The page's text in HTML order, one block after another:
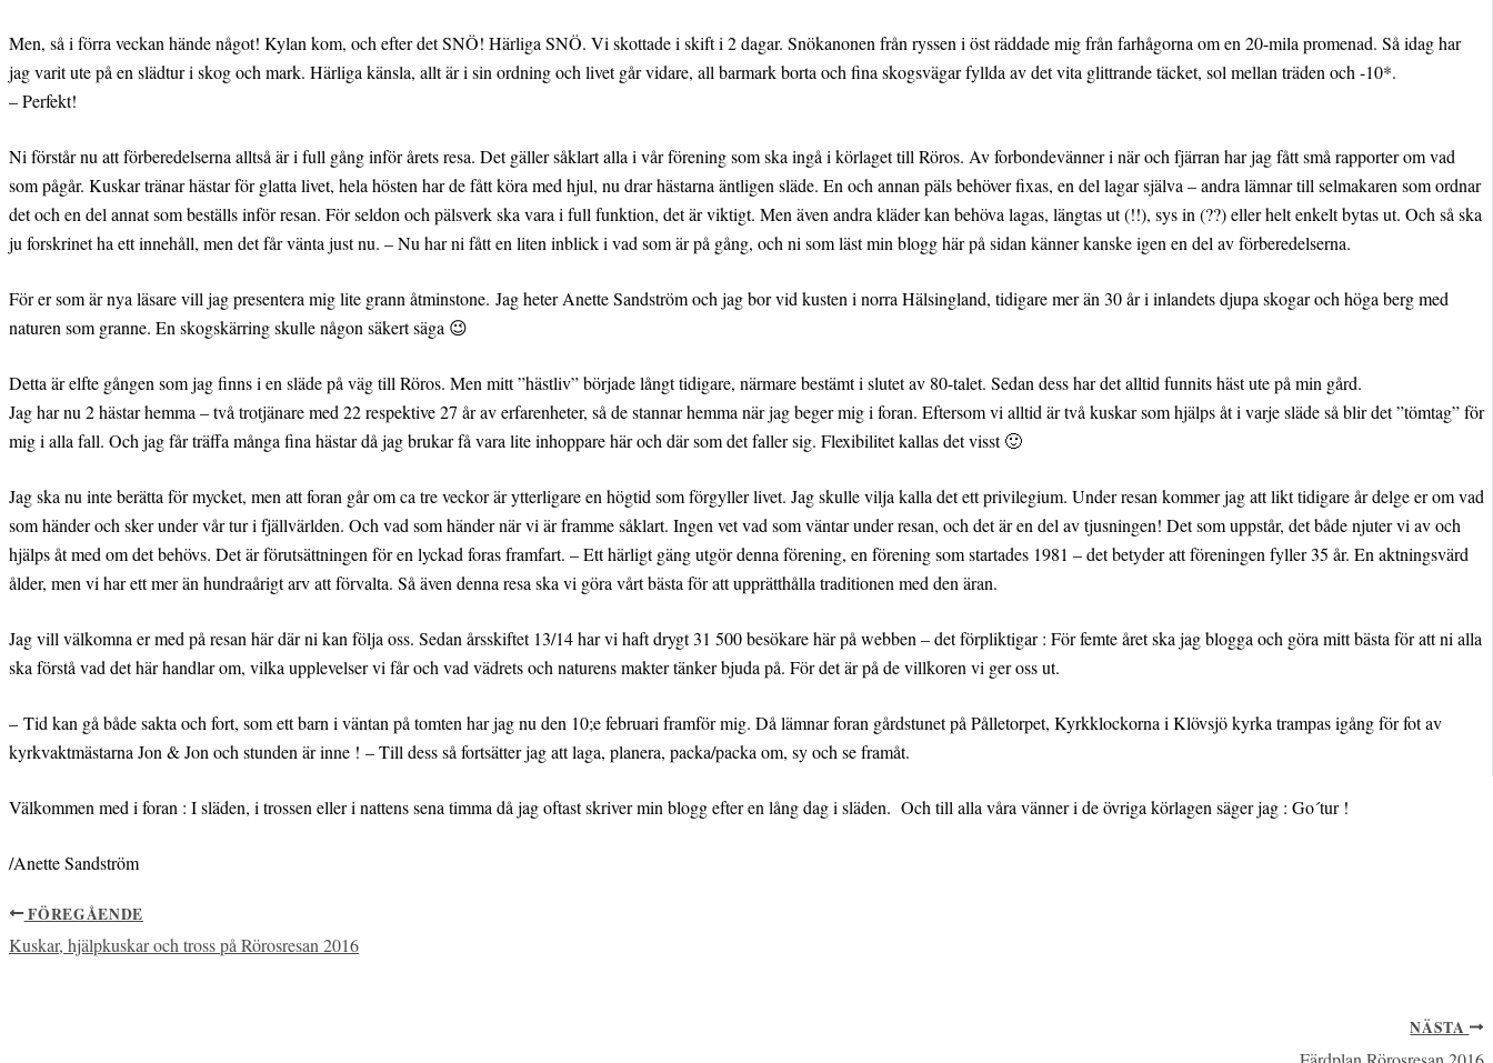
Men, så i förra veckan hände något! Kylan kom, och efter det SNÖ! Härliga SNÖ. Vi skottade i skift i 2 dagar. Snökanonen från ryssen i öst räddade mig från farhågorna om en 20-mila promenad. Så idag har
jag varit ute på en slädtur i skog och mark. Härliga känsla, allt är i sin ordning och livet går vidare, all barmark borta och fina skogsvägar fyllda av det vita glittrande täcket, sol mellan träden och -10*.
– Perfekt!
Ni förstår nu att förberedelserna alltså är i full gång inför årets resa. Det gäller såklart alla i vår förening som ska ingå i körlaget till Röros. Av forbondevänner i när och fjärran har jag fått små rapporter om vad
som pågår. Kuskar tränar hästar för glatta livet, hela hösten har de fått köra med hjul, nu drar hästarna äntligen släde. En och annan päls behöver fixas, en del lagar själva – andra lämnar till selmakaren som ordnar
det och en del annat som beställs inför resan. För seldon och pälsverk ska vara i full funktion, det är viktigt. Men även andra kläder kan behöva lagas, längtas ut (!!), sys in (??) eller helt enkelt bytas ut. Och så ska
ju forskrinet ha ett innehåll, men det får vänta just nu. – Nu har ni fått en liten inblick i vad som är på gång, och ni som läst min blogg här på sidan känner kanske igen en del av förberedelserna.
För er som är nya läsare vill jag presentera mig lite grann åtminstone. Jag heter Anette Sandström och jag bor vid kusten i norra Hälsingland, tidigare mer än 30 år i inlandets djupa skogar och höga berg med
naturen som granne. En skogskärring skulle någon säkert säga 😉
Detta är elfte gången som jag finns i en släde på väg till Röros. Men mitt ”hästliv” började långt tidigare, närmare bestämt i slutet av 80-talet. Sedan dess har det alltid funnits häst ute på min gård.
Jag har nu 2 hästar hemma – två trotjänare med 22 respektive 27 år av erfarenheter, så de stannar hemma när jag beger mig i foran. Eftersom vi alltid är två kuskar som hjälps åt i varje släde så blir det ”tömtag” för
mig i alla fall. Och jag får träffa många fina hästar då jag brukar få vara lite inhoppare här och där som det faller sig. Flexibilitet kallas det visst 🙂
Jag ska nu inte berätta för mycket, men att foran går om ca tre veckor är ytterligare en högtid som förgyller livet. Jag skulle vilja kalla det ett privilegium. Under resan kommer jag att likt tidigare år delge er om vad
som händer och sker under vår tur i fjällvärlden. Och vad som händer när vi är framme såklart. Ingen vet vad som väntar under resan, och det är en del av tjusningen! Det som uppstår, det både njuter vi av och
hjälps åt med om det behövs. Det är förutsättningen för en lyckad foras framfart. – Ett härligt gäng utgör denna förening, en förening som startades 1981 – det betyder att föreningen fyller 35 år. En aktningsvärd
ålder, men vi har ett mer än hundraårigt arv att förvalta. Så även denna resa ska vi göra vårt bästa för att upprätthålla traditionen med den äran.
Jag vill välkomna er med på resan här där ni kan följa oss. Sedan årsskiftet 13/14 har vi haft drygt 31 500 besökare här på webben – det förpliktigar : För femte året ska jag blogga och göra mitt bästa för att ni alla
ska förstå vad det här handlar om, vilka upplevelser vi får och vad vädrets och naturens makter tänker bjuda på. För det är på de villkoren vi ger oss ut.
– Tid kan gå både sakta och fort, som ett barn i väntan på tomten har jag nu den 10;e februari framför mig. Då lämnar foran gårdstunet på Pålletorpet, Kyrkklockorna i Klövsjö kyrka trampas igång för fot av
kyrkvaktmästarna Jon & Jon och stunden är inne ! – Till dess så fortsätter jag att laga, planera, packa/packa om, sy och se framåt.
Välkommen med i foran : I släden, i trossen eller i nattens sena timma då jag oftast skriver min blogg efter en lång dag i släden. Och till alla våra vänner i de övriga körlagen säger jag : Go´tur !
/Anette Sandström
FÖREGÅENDE
Kuskar, hjälpkuskar och tross på Rörosresan 2016
NÄSTA